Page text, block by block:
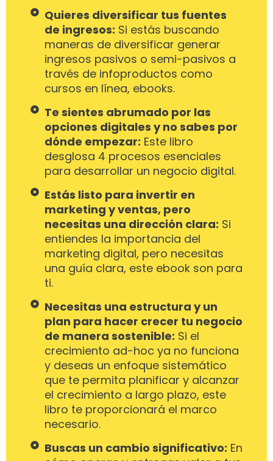
Quieres diversificar tus fuentes
de ingresos: Si estás buscando
maneras de diversificar generar
ingresos pasivos o semi-pasivos a
través de infoproductos como
cursos en línea, ebooks.
Te sientes abrumado por las
opciones digitales y no sabes por
dónde empezar: Este libro
desglosa 4 procesos esenciales
para desarrollar un negocio digital.
Estás listo para invertir en
marketing y ventas, pero
necesitas una dirección clara: Si
entiendes la importancia del
marketing digital, pero necesitas
una guía clara, este ebook son para
ti.
Necesitas una estructura y un
plan para hacer crecer tu negocio
de manera sostenible: Si el
crecimiento ad-hoc ya no funciona
y deseas un enfoque sistemático
que te permita planificar y alcanzar
el crecimiento a largo plazo, este
libro te proporcionará el marco
necesario.
Buscas un cambio significativo: En